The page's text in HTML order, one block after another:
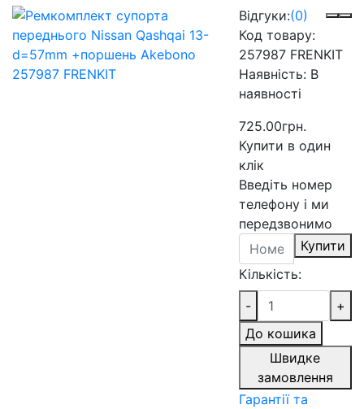
Відгуки:(0)
Код товару:
257987 FRENKIT
Наявність: В
наявності
725.00грн.
Купити в один
клік
Введіть номер
телефону і ми
передзвонимо
Купити
Кількість:
-
+
До кошика
Швидке
замовлення
Гарантії та